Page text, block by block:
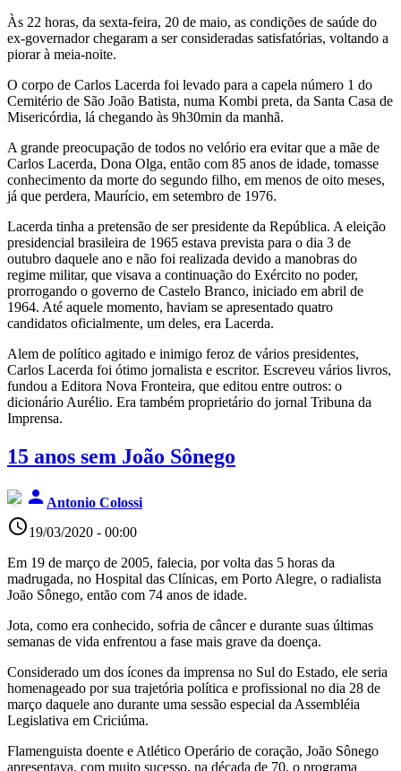
Às 22 horas, da sexta-feira, 20 de maio, as condições de saúde do
ex-governador chegaram a ser consideradas satisfatórias, voltando a
piorar à meia-noite.
O corpo de Carlos Lacerda foi levado para a capela número 1 do
Cemitério de São João Batista, numa Kombi preta, da Santa Casa de
Misericórdia, lá chegando às 9h30min da manhã.
A grande preocupação de todos no velório era evitar que a mãe de
Carlos Lacerda, Dona Olga, então com 85 anos de idade, tomasse
conhecimento da morte do segundo filho, em menos de oito meses,
já que perdera, Maurício, em setembro de 1976.
Lacerda tinha a pretensão de ser presidente da República. A eleição
presidencial brasileira de 1965 estava prevista para o dia 3 de
outubro daquele ano e não foi realizada devido a manobras do
regime militar, que visava a continuação do Exército no poder,
prorrogando o governo de Castelo Branco, iniciado em abril de
1964. Até aquele momento, haviam se apresentado quatro
candidatos oficialmente, um deles, era Lacerda.
Alem de político agitado e inimigo feroz de vários presidentes,
Carlos Lacerda foi ótimo jornalista e escritor. Escreveu vários livros,
fundou a Editora Nova Fronteira, que editou entre outros: o
dicionário Aurélio. Era também proprietário do jornal Tribuna da
Imprensa.
15 anos sem João Sônego
person Antonio Colossi
access_time19/03/2020 - 00:00
Em 19 de março de 2005, falecia, por volta das 5 horas da
madrugada, no Hospital das Clínicas, em Porto Alegre, o radialista
João Sônego, então com 74 anos de idade.
Jota, como era conhecido, sofria de câncer e durante suas últimas
semanas de vida enfrentou a fase mais grave da doença.
Considerado um dos ícones da imprensa no Sul do Estado, ele seria
homenageado por sua trajetória política e profissional no dia 28 de
março daquele ano durante uma sessão especial da Assembléia
Legislativa em Criciúma.
Flamenguista doente e Atlético Operário de coração, João Sônego
apresentava, com muito sucesso, na década de 70, o programa